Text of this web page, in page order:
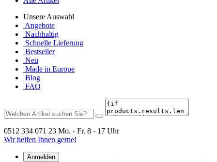
Unsere Auswahl
Angebote
Nachhaltig
Schnelle Lieferung
Bestseller
Neu
Made in Europe
Blog
FAQ
0512 334 071 23 Mo. - Fr. 8 - 17 Uhr
Wir helfen Ihnen gerne!
Anmelden